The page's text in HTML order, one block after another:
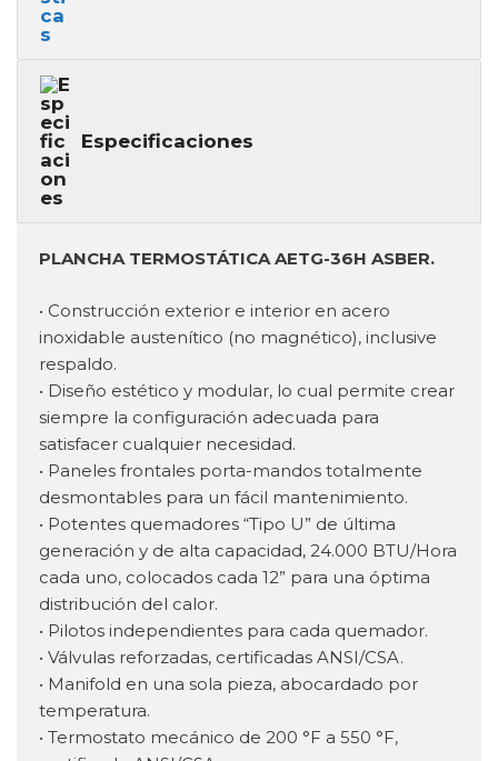
Especificaciones
PLANCHA TERMOSTÁTICA AETG-36H ASBER.
• Construcción exterior e interior en acero
inoxidable austenítico (no magnético), inclusive
respaldo.
• Diseño estético y modular, lo cual permite crear
siempre la configuración adecuada para
satisfacer cualquier necesidad.
• Paneles frontales porta-mandos totalmente
desmontables para un fácil mantenimiento.
• Potentes quemadores “Tipo U” de última
generación y de alta capacidad, 24.000 BTU/Hora
cada uno, colocados cada 12” para una óptima
distribución del calor.
• Pilotos independientes para cada quemador.
• Válvulas reforzadas, certificadas ANSI/CSA.
• Manifold en una sola pieza, abocardado por
temperatura.
• Termostato mecánico de 200 °F a 550 °F,